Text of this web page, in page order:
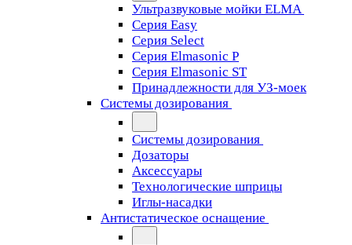
Ультразвуковые мойки ELMA
Серия Easy
Серия Select
Серия Elmasonic P
Серия Elmasonic ST
Принадлежности для УЗ-моек
Системы дозирования
Системы дозирования
Дозаторы
Аксессуары
Технологические шприцы
Иглы-насадки
Антистатическое оснащение